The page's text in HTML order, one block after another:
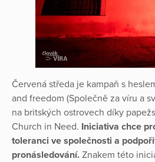
Červená středa je kampaň s
and freedom (Společně za víru a
na britských ostrovech díky
Church in Need. Iniciativa chce
toleranci ve společnosti a
pronásledování. Znakem této